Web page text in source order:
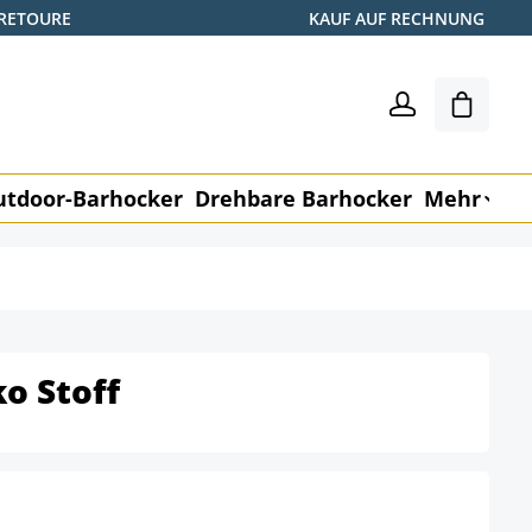
KAUF AUF RECHNUNG
Barhocker Drehbare Barhocker Mehr
Stoff